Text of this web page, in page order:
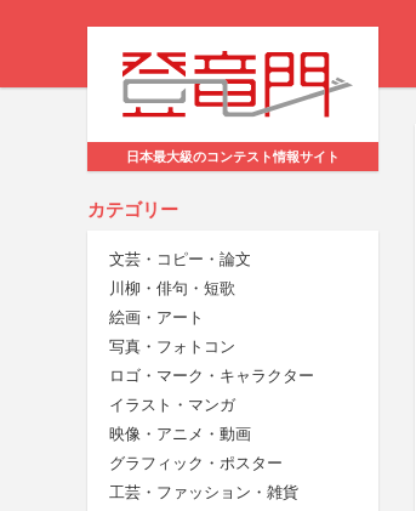
日本最大級のコンテスト情報サイト
カテゴリー
文芸・コピー・論文
川柳・俳句・短歌
絵画・アート
写真・フォトコン
ロゴ・マーク・キャラクター
イラスト・マンガ
映像・アニメ・動画
グラフィック・ポスター
工芸・ファッション・雑貨